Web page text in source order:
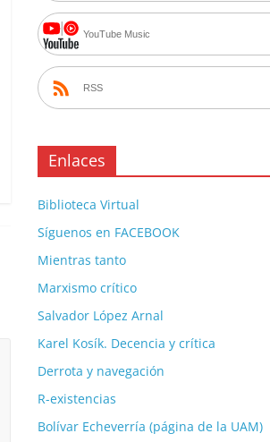
YouTube Music
RSS
Enlaces
Biblioteca Virtual
Síguenos en FACEBOOK
Mientras tanto
Marxismo crítico
Salvador López Arnal
Karel Kosík. Decencia y crítica
Derrota y navegación
R-existencias
Bolívar Echeverría (página de la UAM)